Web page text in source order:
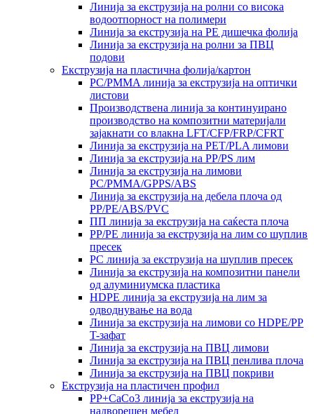
Линија за екструзија на ролни со висока
водоотпорност на полимери
Линија за екструзија на PE дишечка фолија
Линија за екструзија на ролни за ПВЦ
подови
Екструзија на пластична фолија/картон
PC/PMMA линија за екструзија на оптички
листови
Производствена линија за континуирано
производство на композитни материјали
зајакнати со влакна LFT/CFP/FRP/CFRT
Линија за екструзија на PET/PLA лимови
Линија за екструзија на PP/PS лим
Линија за екструзија на лимови
PC/PMMA/GPPS/ABS
Линија за екструзија на дебела плоча од
PP/PE/ABS/PVC
ПП линија за екструзија на саќеста плоча
PP/PE линија за екструзија на лим со шуплив
пресек
PC линија за екструзија на шуплив пресек
Линија за екструзија на композитни панели
од алуминиумска пластика
HDPE линија за екструзија на лим за
одводнување на вода
Линија за екструзија на лимови со HDPE/PP
T-зафат
Линија за екструзија на ПВЦ лимови
Линија за екструзија на ПВЦ пенлива плоча
Линија за екструзија на ПВЦ покриви
Екструзија на пластичен профил
PP+CaCo3 линија за екструзија на
надворешен мебел